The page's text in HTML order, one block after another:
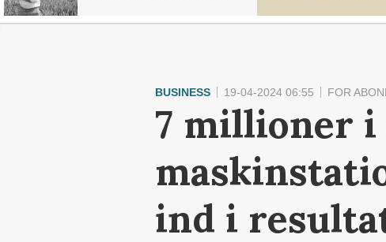
BUSINESS 19-04-2024 06:55 FOR
7 millioner
ind i